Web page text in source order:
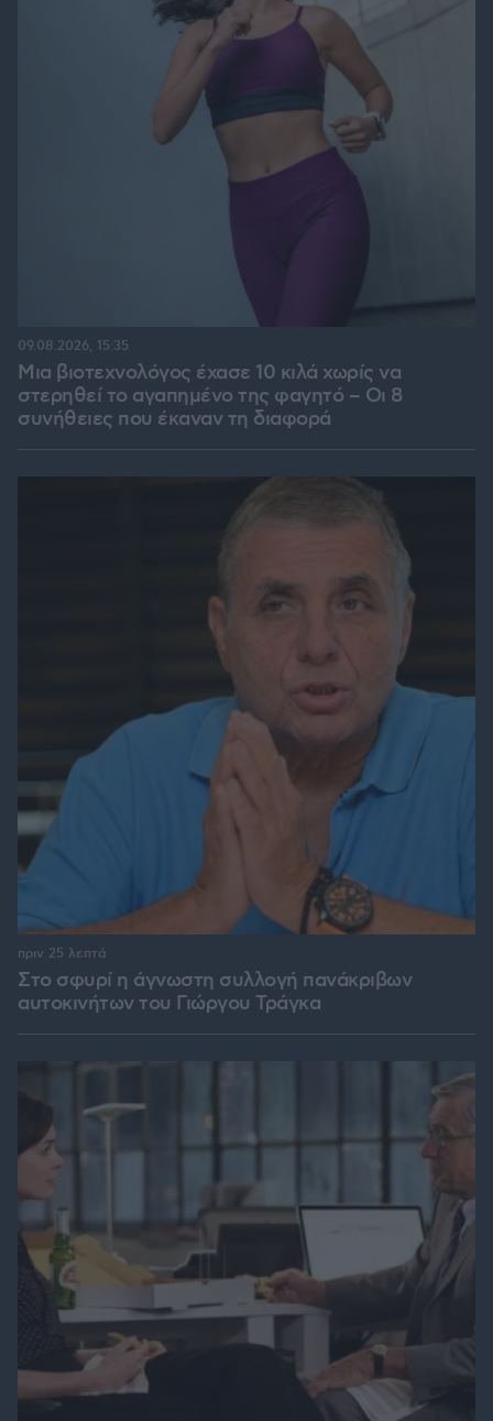
Μια βιοτεχνολόγος έχασε 10 κιλά χωρίς να
στερηθεί το αγαπημένο της φαγητό – Οι 8
συνήθειες που έκαναν τη διαφορά
09.08.2026, 15:35
Στο σφυρί η άγνωστη συλλογή πανάκριβων
αυτοκινήτων του Γιώργου Τράγκα
πριν 25 λεπτά